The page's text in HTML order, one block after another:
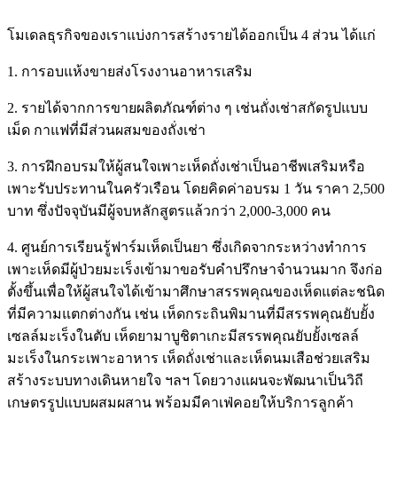
โมเดลธุรกิจของเราแบ่งการสร้างรายได้ออกเป็น 4 ส่วน ได้แก่
1. การอบแห้งขายส่งโรงงานอาหารเสริม
2. รายได้จากการขายผลิตภัณฑ์ต่าง ๆ เช่นถั่งเช่าสกัดรูปแบบ
เม็ด กาแฟที่มีส่วนผสมของถั่งเช่า
3. การฝึกอบรมให้ผู้สนใจเพาะเห็ดถั่งเช่าเป็นอาชีพเสริมหรือ
เพาะรับประทานในครัวเรือน โดยคิดค่าอบรม 1 วัน ราคา 2,500
บาท ซึ่งปัจจุบันมีผู้จบหลักสูตรแล้วกว่า 2,000-3,000 คน
4. ศูนย์การเรียนรู้ฟาร์มเห็ดเป็นยา ซึ่งเกิดจากระหว่างทำการ
เพาะเห็ดมีผู้ป่วยมะเร็งเข้ามาขอรับคำปรึกษาจำนวนมาก จึงก่อ
ตั้งขึ้นเพื่อให้ผู้สนใจได้เข้ามาศึกษาสรรพคุณของเห็ดแต่ละชนิด
ที่มีความแตกต่างกัน เช่น เห็ดกระถินพิมานที่มีสรรพคุณยับยั้ง
เซลล์มะเร็งในตับ เห็ดยามาบูชิตาเกะมีสรรพคุณยับยั้งเซลล์
มะเร็งในกระเพาะอาหาร เห็ดถั่งเช่าและเห็ดนมเสือช่วยเสริม
สร้างระบบทางเดินหายใจ ฯลฯ โดยวางแผนจะพัฒนาเป็นวิถี
เกษตรรูปแบบผสมผสาน พร้อมมีคาเฟ่คอยให้บริการลูกค้า